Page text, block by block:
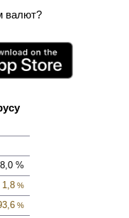
валют?
%
1,8 %
%